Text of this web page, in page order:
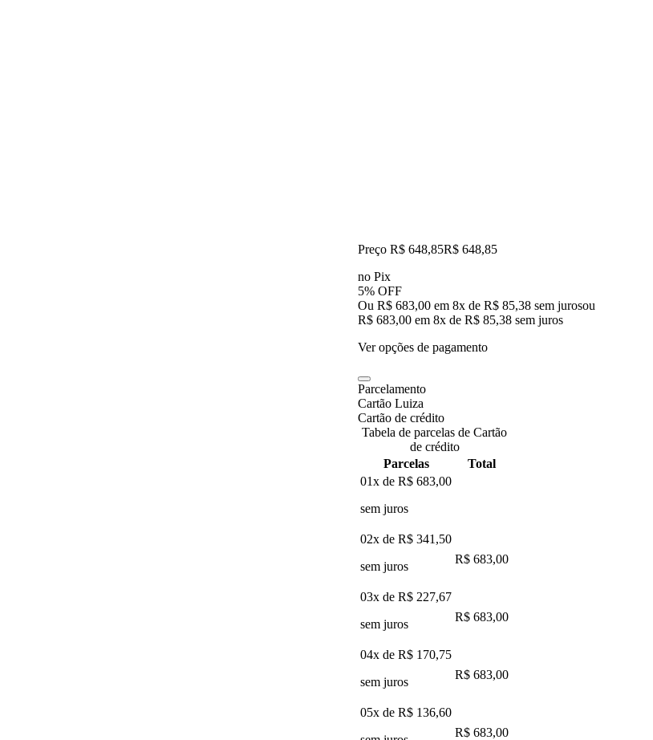
Preço R$ 648,85R$ 648,85
no Pix
5% OFF
Ou R$ 683,00 em 8x de R$ 85,38 sem jurosou
R$ 683,00 em 8x de R$ 85,38 sem juros
Ver opções de pagamento
Parcelamento
Cartão Luiza
Cartão de crédito
Tabela de parcelas de Cartão
de crédito
Parcelas
Total
01x de R$ 683,00
sem juros
02x de R$ 341,50
sem juros
R$ 683,00
03x de R$ 227,67
sem juros
R$ 683,00
04x de R$ 170,75
sem juros
R$ 683,00
05x de R$ 136,60
R$ 683,00